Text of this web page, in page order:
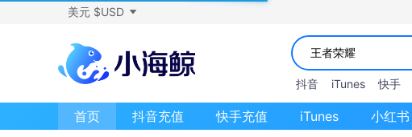
美元 $USD
抖音 iTunes 快手
首页 抖音充值 快手充值 iTunes 小红书